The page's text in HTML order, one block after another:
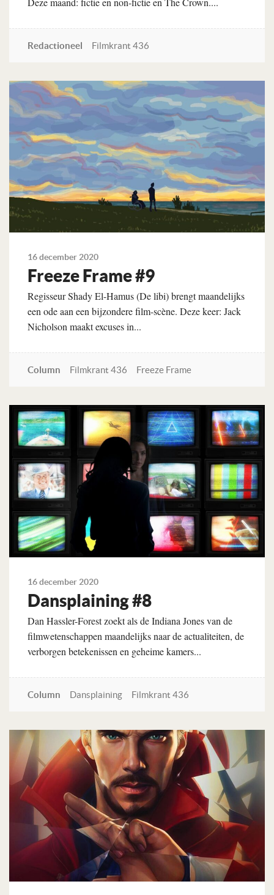
Redactioneel Filmkrant 436
Lees verder
16 december 2020
Freeze Frame #9
Regisseur Shady El-Hamus (De libi) brengt maandelijks
een ode aan een bijzondere film-scène. Deze keer: Jack
Nicholson maakt excuses in...
Column Filmkrant 436 Freeze Frame
Lees verder
16 december 2020
Dansplaining #8
Dan Hassler-Forest zoekt als de Indiana Jones van de
filmwetenschappen maandelijks naar de actualiteiten, de
verborgen betekenissen en geheime kamers...
Column Dansplaining Filmkrant 436
Lees verder